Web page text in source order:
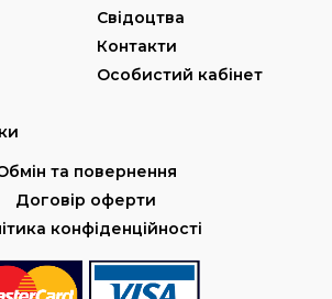
Свідоцтва
Контакти
Особистий кабінет
та повернення
Договір оферти
конфіденційності